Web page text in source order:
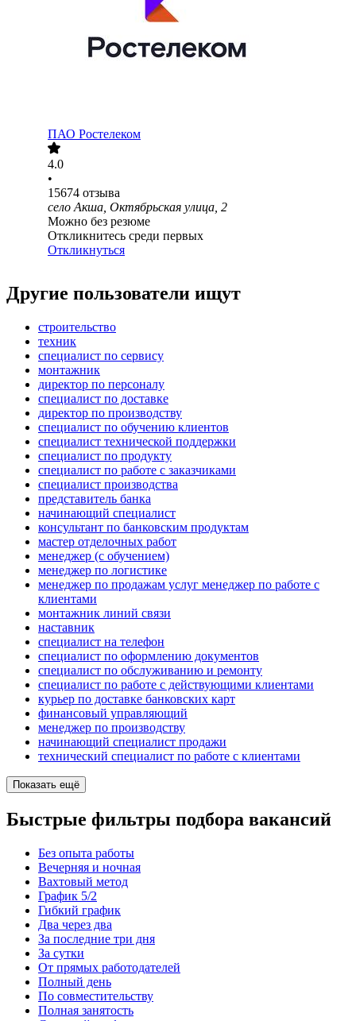
ПАО Ростелеком
4.0
•
15674 отзыва
село Акша, Октябрьская улица, 2
Можно без резюме
Откликнитесь среди первых
Откликнуться
Другие пользователи ищут
строительство
техник
специалист по сервису
монтажник
директор по персоналу
специалист по доставке
директор по производству
специалист по обучению клиентов
специалист технической поддержки
специалист по продукту
специалист по работе с заказчиками
специалист производства
представитель банка
начинающий специалист
консультант по банковским продуктам
мастер отделочных работ
менеджер (с обучением)
менеджер по логистике
менеджер по продажам услуг менеджер по работе с
клиентами
монтажник линий связи
наставник
специалист на телефон
специалист по оформлению документов
специалист по обслуживанию и ремонту
специалист по работе с действующими клиентами
курьер по доставке банковских карт
финансовый управляющий
менеджер по производству
начинающий специалист продажи
технический специалист по работе с клиентами
Показать ещё
Быстрые фильтры подбора вакансий
Без опыта работы
Вечерняя и ночная
Вахтовый метод
График 5/2
Гибкий график
Два через два
За последние три дня
За сутки
От прямых работодателей
Полный день
По совместительству
Полная занятость